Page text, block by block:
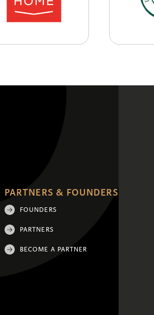
PARTNERS & FOUNDERS
FOUNDERS
PARTNERS
BECOME A PARTNER